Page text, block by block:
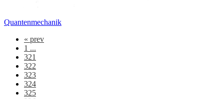
Quantenmechanik
« prev
1 ...
321
322
323
324
325